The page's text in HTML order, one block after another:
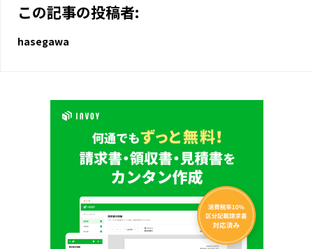
この記事の投稿者:
hasegawa